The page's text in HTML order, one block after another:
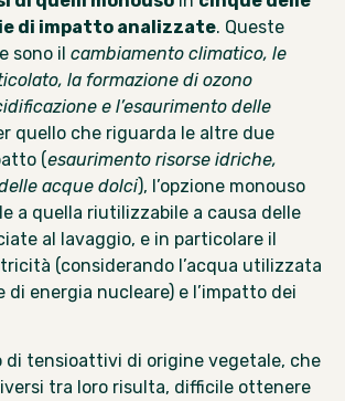
di impatto analizzate. Queste
sono il cambiamento climatico, le
la formazione di ozono
e l’esaurimento delle
quello che riguarda le altre due
(esaurimento risorse idriche,
acque dolci), l’opzione monouso
a quella riutilizzabile a causa delle
al lavaggio, e in particolare il
(considerando l’acqua utilizzata
di energia nucleare) e l’impatto dei
di tensioattivi di origine vegetale, che
tra loro risulta, difficile ottenere